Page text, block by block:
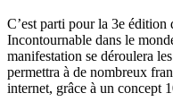
C’est parti pour la 3e
Incontournable dans le
manifestation se déroulera
permettra à de nombreux
internet, grâce à un concept